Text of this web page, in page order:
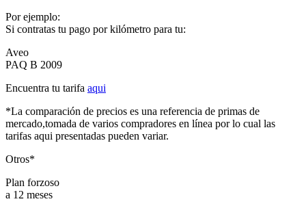
Por ejemplo:
Si contratas tu pago por kilómetro para tu:
Aveo
PAQ B 2009
Encuentra tu tarifa aqui
*La comparación de precios es una referencia de primas de
mercado,tomada de varios compradores en línea por lo cual las
tarifas aqui presentadas pueden variar.
Otros*
Plan forzoso
a 12 meses